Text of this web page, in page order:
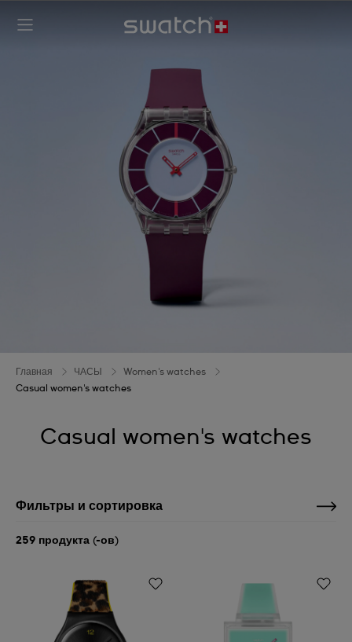
Главная ЧАСЫ
Women's watches
Casual women's watches
Casual women's watches
Фильтры и сортировка
259 продукта (-ов)